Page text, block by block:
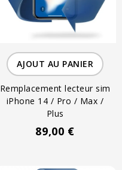
AJOUT AU PANIER
Remplacement lecteur sim
iPhone 14 / Pro / Max /
Plus
89,00 €